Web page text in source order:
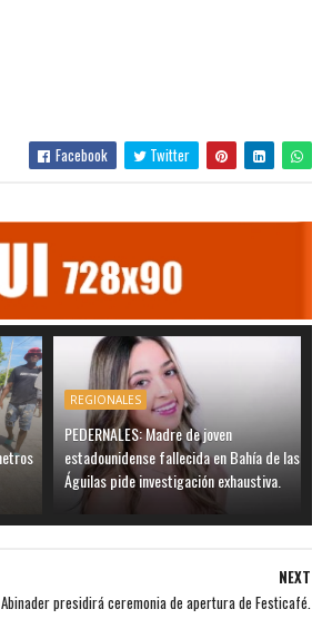
Facebook Twitter
REGIONALES
PEDERNALES: Madre de joven
estadounidense fallecida en Bahía de las
Águilas pide investigación exhaustiva.
NEXT
presidirá ceremonia de apertura de Festicafé.